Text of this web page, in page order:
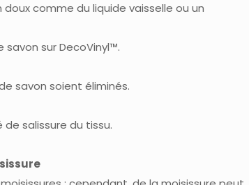
comme du liquide vaisselle ou un
sur DecoVinyl™.
savon soient éliminés.
salissure du tissu.